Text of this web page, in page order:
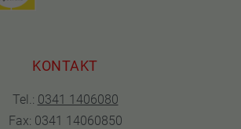
KONTAKT
Tel.: 0341 1406080
Fax: 0341 14060850